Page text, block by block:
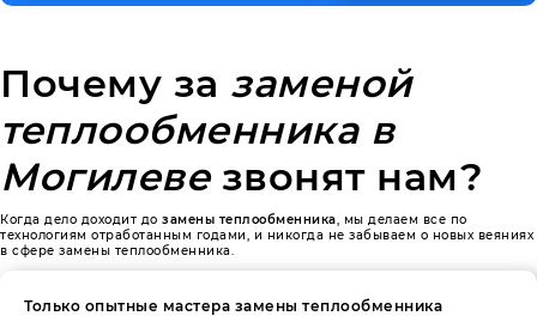
Почему за заменой
теплообменника в
Могилевезвонят нам?
Когда дело доходит до замены теплообменника , мы делаем все по
технологиям отработанным годами, и никогда не забываем о новых веяниях
в сфере замены теплообменника.
Только опытные мастера замены теплообменника